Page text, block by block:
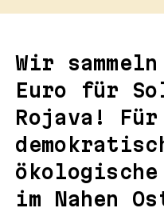
Wir
Euro für
Rojava!
im Nahen